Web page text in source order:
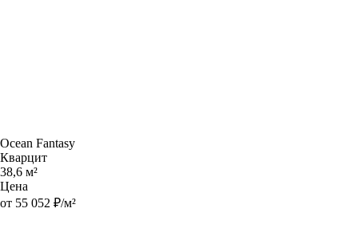
Ocean Fantasy
Кварцит
38,6 м²
Цена
от 55 052 ₽/м²